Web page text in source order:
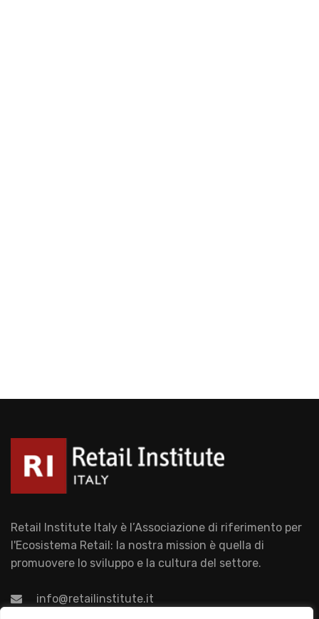
Retail Institute Italy è l’Associazione di riferimento per
l'Ecosistema Retail: la nostra mission è quella di
promuovere lo sviluppo e la cultura del settore.
info@retailinstitute.it